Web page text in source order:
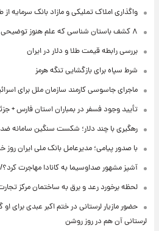
واگذاری املاک تملیکی و مازاد بانک سرمایه
۸ کشف باستان شناسی که علم هنوز توضیحی برای آنها ندارد+ تصاویر
بررسی رابطه قیمت طلا و دلار در ایران
شرط سپاه برای بازگشایی تنگه هرمز
ماجرای جاسوسی کارمند سازمان ملل برای
تأیید وجود فسفر در بمباران استان فارس +
رهگیری با چند دلار؛ شکست سنگین سامانه
با صدور پیامی؛ مدیرعامل بانک ملی ایران روز
آشپز مشهور صداوسیما به کانادا مهاجرت
لحظه برخورد رعد و برق به ساختمان مرکز
حضور مازیار لرستانی در ختم اکبر عبدی برای
لرستانی آن هم در روز روشن